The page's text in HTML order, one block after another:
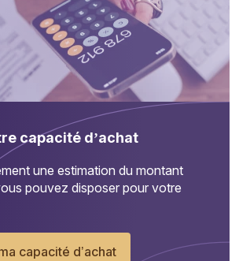
capacité d’achat
une estimation du montant
pouvez disposer pour votre
capacité d’achat